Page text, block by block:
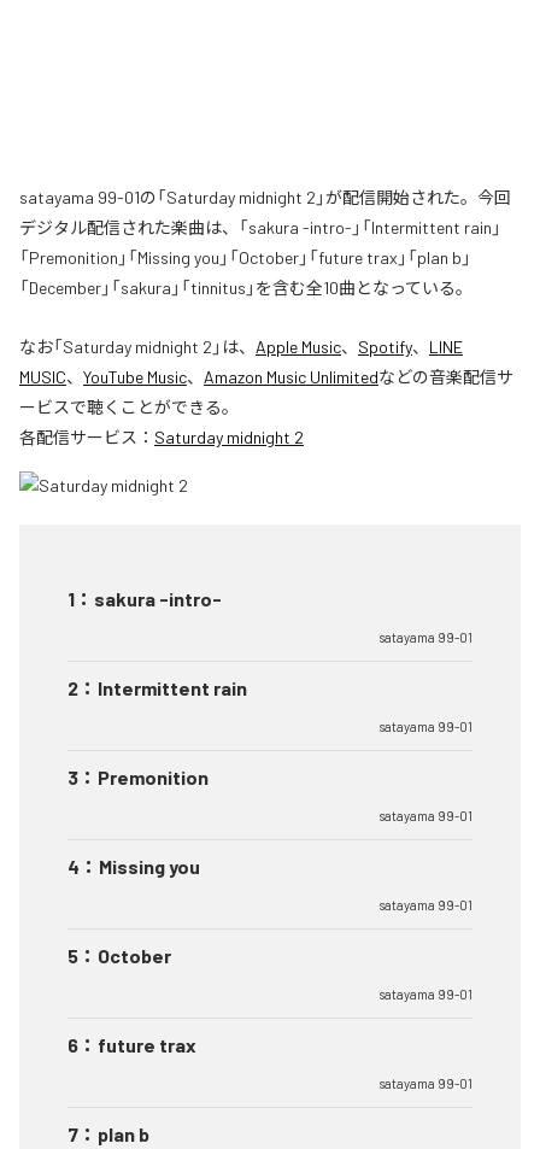
satayama 99-01の「Saturday midnight 2」が配信開始された。今回
デジタル配信された楽曲は、「sakura -intro-」「Intermittent rain」
「Premonition」「Missing you」「October」「future trax」「plan b」
「December」「sakura」「tinnitus」を含む全10曲となっている。
なお「Saturday midnight 2 」は、 Apple Music、 Spotify、 LINE
MUSIC、 YouTube Music、 Amazon Music Unlimitedなどの音楽配信サ
ービスで聴くことができる。
各配信サービス： Saturday midnight 2
1 ： sakura -intro-
satayama 99-01
2 ： Intermittent rain
satayama 99-01
3 ： Premonition
satayama 99-01
4 ： Missing you
satayama 99-01
5 ： October
satayama 99-01
6 ： future trax
satayama 99-01
7 ： plan b